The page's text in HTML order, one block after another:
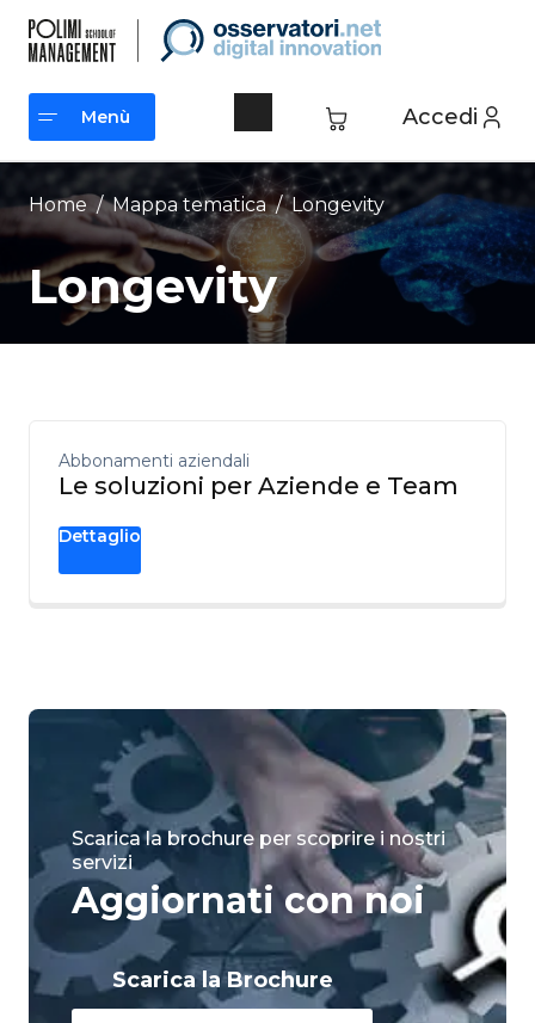
contenuto
Accedi
Menù
Menù
Home / Mappa tematica /Longevity
Longevity
Abbonamenti aziendali
Le soluzioni per Aziende e Team
Dettaglio
Scarica la brochure per scoprire i nostri
servizi
Aggiornati con noi
Scarica la Brochure